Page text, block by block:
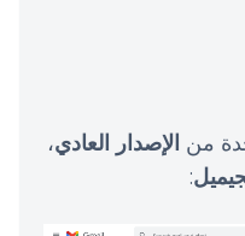
من الإصدار العادي،
: